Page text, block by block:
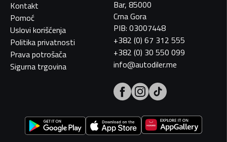
Kontakt
Pomoć
Uslovi korišćenja
Politika privatnosti
Prava potrošača
Sigurna trgovina
Bar, 85000
Crna Gora
PIB: 03007448
+382 (0) 67 312 555
+382 (0) 30 550 099
info@autodiler.me